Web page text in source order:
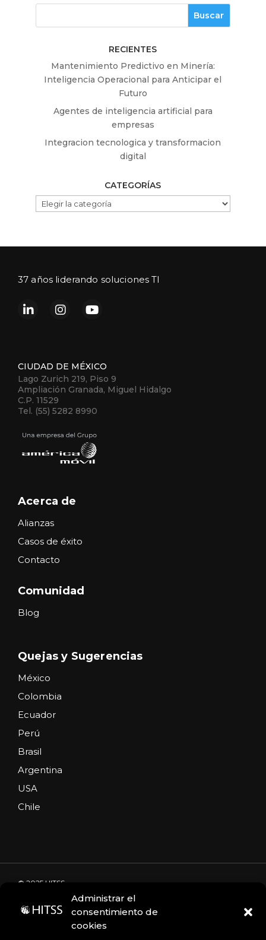
Administrar el
consentimiento de
cookies
RECIENTES
Mantenimiento Predictivo en Minería:
Inteligencia Operacional para Anticipar el
Futuro
Agentes de inteligencia artificial para
empresas
Integracion tecnologica y transformacion
digital
CATEGORÍAS
CATEGORÍAS
37 años liderando soluciones TI
CIUDAD DE MÉXICO
Lago Zurich 219, Piso 9
Ampliación Granada, Miguel Hidalgo
C.P. 11529
Tel. (55) 5282 8990
Acerca de
Alianzas
Casos de éxito
Contacto
Comunidad
Blog
Quejas y Sugerencias
México
Colombia
Ecuador
Perú
Brasil
Argentina
USA
Chile
© 2025 HITSS
Código de Ética